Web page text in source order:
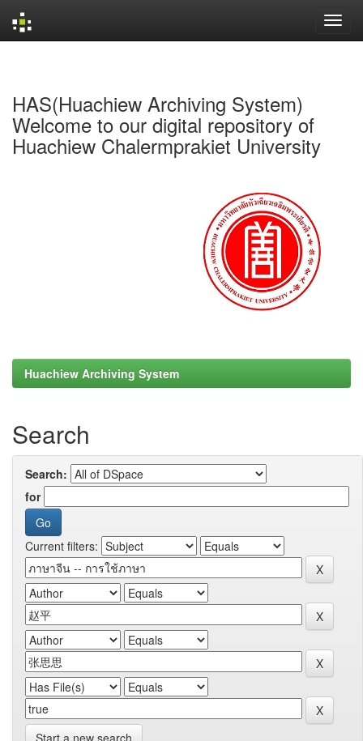
HAS(Huachiew Archiving System)
Welcome to our digital repository of
Huachiew Chalermprakiet University
Huachiew Archiving System
Search
Search:
for
Current filters:
Start a new search